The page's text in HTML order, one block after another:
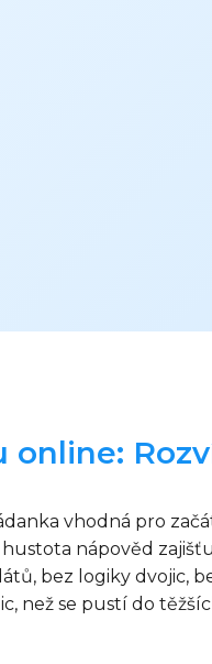
online:
vhodná pro
nápověd
bez logiky dvojic,
než se pustí do